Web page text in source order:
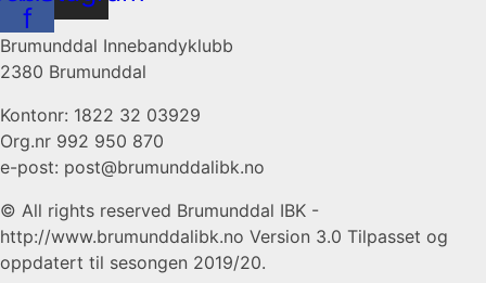
f
Brumunddal Innebandyklubb
2380 Brumunddal
Kontonr: 1822 32 03929
Org.nr 992 950 870
e-post: post@brumunddalibk.no
© All rights reserved Brumunddal IBK -
http://www.brumunddalibk.no Version 3.0 Tilpasset og
oppdatert til sesongen 2019/20.